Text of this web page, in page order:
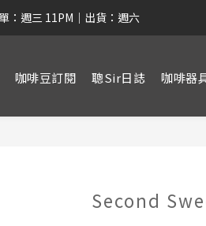
週三 11PM｜出貨：週六
咖啡豆訂閱 聰Sir日誌 咖啡器
Second